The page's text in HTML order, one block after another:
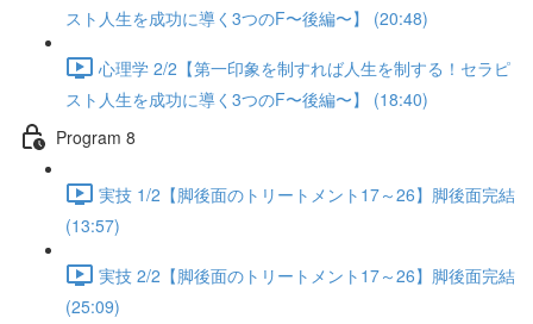
スト人生を成功に導く3つのF〜後編〜】 (20:48)
心理学 2/2【第一印象を制すれば人生を制する！セラピ
スト人生を成功に導く3つのF〜後編〜】 (18:40)
Program 8
実技 1/2【脚後面のトリートメント17～26】脚後面完結
(13:57)
実技 2/2【脚後面のトリートメント17～26】脚後面完結
(25:09)